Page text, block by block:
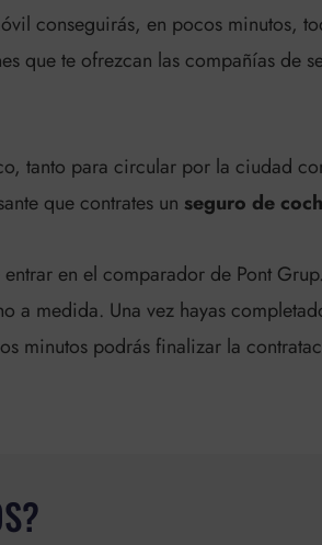
conseguirás, en pocos minutos,
que te ofrezcan las compañías de
tanto para circular por la ciudad
que contrates un seguro de
en el comparador de Pont
a medida. Una vez hayas
minutos podrás finalizar la